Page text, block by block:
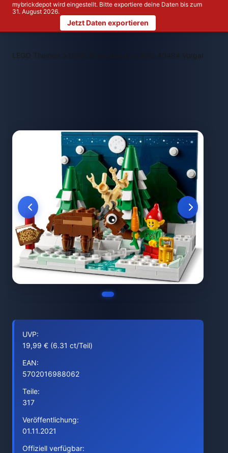
mybrickdepot wird eingestellt. Bitte exportiere deine Daten bis zum
31. August 2026.
Jetzt Daten exportieren
LEGO Themen > LEGO 40484 Vorgarten
UVP:
19,99 € (6.31 ct/Teil)
EAN:
5702016988062
Teile:
317
Veröffentlichung:
01.11.2021
Offiziell verfügbar: